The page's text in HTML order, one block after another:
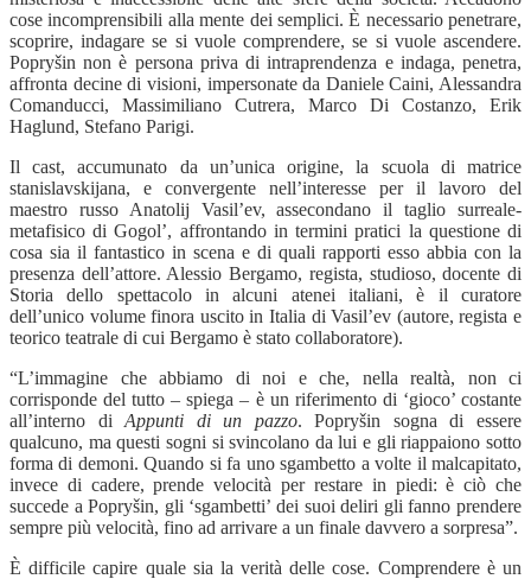
cose incomprensibili alla mente dei semplici. È necessario penetrare,
scoprire, indagare se si vuole comprendere, se si vuole ascendere.
Popryšin non è persona priva di intraprendenza e indaga, penetra,
affronta decine di visioni, impersonate da Daniele Caini, Alessandra
Comanducci, Massimiliano Cutrera, Marco Di Costanzo, Erik
Haglund, Stefano Parigi.
Il cast, accumunato da un’unica origine, la scuola di matrice
stanislavskijana, e convergente nell’interesse per il lavoro del
maestro russo Anatolij Vasil’ev, assecondano il taglio surreale-
metafisico di Gogol’, affrontando in termini pratici la questione di
cosa sia il fantastico in scena e di quali rapporti esso abbia con la
presenza dell’attore. Alessio Bergamo, regista, studioso, docente di
Storia dello spettacolo in alcuni atenei italiani, è il curatore
dell’unico volume finora uscito in Italia di Vasil’ev (autore, regista e
teorico teatrale di cui Bergamo è stato collaboratore).
“L’immagine che abbiamo di noi e che, nella realtà, non ci
corrisponde del tutto – spiega – è un riferimento di ‘gioco’ costante
all’interno diAppunti di un pazzo. Popryšin sogna di essere
qualcuno, ma questi sogni si svincolano da lui e gli riappaiono sotto
forma di demoni. Quando si fa uno sgambetto a volte il malcapitato,
invece di cadere, prende velocità per restare in piedi: è ciò che
succede a Popryšin, gli ‘sgambetti’ dei suoi deliri gli fanno prendere
sempre più velocità, fino ad arrivare a un finale davvero a sorpresa”.
È difficile capire quale sia la verità delle cose. Comprendere è un